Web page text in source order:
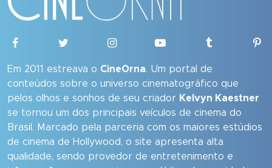
Em 2011 estreava o CineOrna. Um portal de
conteúdos sobre o universo cinematográfico que
pelos olhos e sonhos de seu criador Kelvyn Kaestner
se tornou um dos principais veículos de cinema do
Brasil. Marcado pela parceria com os maiores estúdios
de cinema de Hollywood, o site apresenta alta
qualidade, sendo provedor de entretenimento e